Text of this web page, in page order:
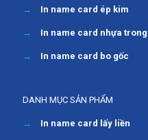
→ In name card ép kim
→ In name card nhựa trong
→ In name card bo gốc
DANH MỤC SẢN PHẨM
→ In name card lấy liền